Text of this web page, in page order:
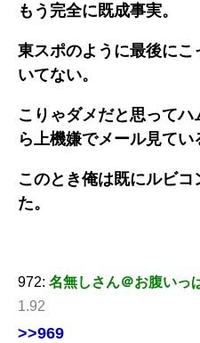
もう完全に既成事実。
東スポのように最後に
いてない。
こりゃダメだと思って
ら上機嫌でメール見てい
このとき俺は既にルビ
た。
972: 名無しさん＠お腹いっ
1.92
>>969